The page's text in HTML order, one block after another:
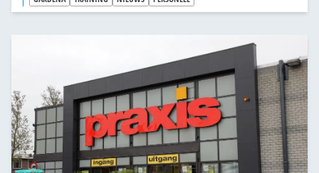
het nieuwe en bestaande assortiment.